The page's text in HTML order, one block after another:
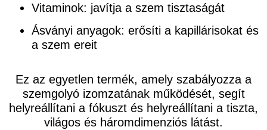
Vitaminok: javítja a szem tisztaságát
Ásványi anyagok: erősíti a kapillárisokat és
a szem ereit
Ez az egyetlen termék, amely szabályozza a
szemgolyó izomzatának működését, segít
helyreállítani a fókuszt és helyreállítani a tiszta,
világos és háromdimenziós látást.